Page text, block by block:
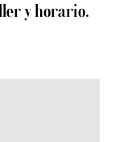
y horario.